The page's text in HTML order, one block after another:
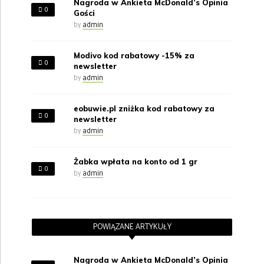
0
Nagroda w Ankieta McDonald’s Opinia
Gości
by admin
0
Modivo kod rabatowy -15% za
newsletter
by admin
0
eobuwie.pl zniżka kod rabatowy za
newsletter
by admin
0
Żabka wpłata na konto od 1 gr
by admin
POWIĄZANE ARTYKUŁY
Nagroda w Ankieta McDonald’s Opinia